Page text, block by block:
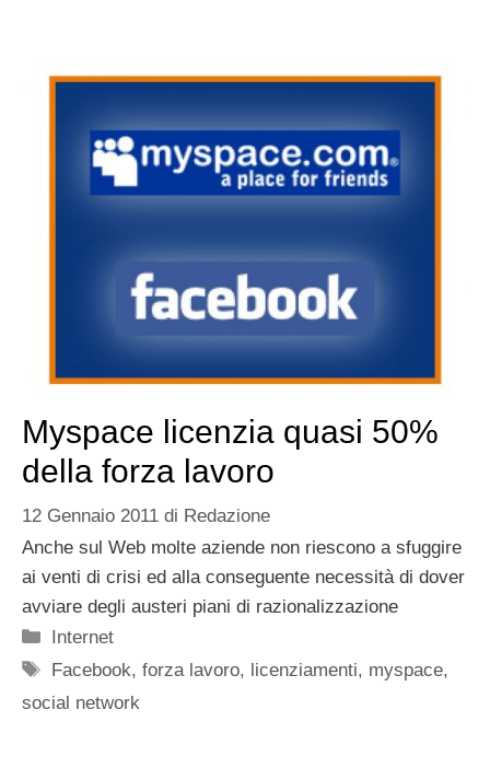
Myspace licenzia quasi 50%
della forza lavoro
12 Gennaio 2011 di Redazione
Anche sul Web molte aziende non riescono a sfuggire
ai venti di crisi ed alla conseguente necessità di dover
avviare degli austeri piani di razionalizzazione
Categorie
Internet
Tag
Facebook,forza lavoro, licenziamenti, myspace,
social network